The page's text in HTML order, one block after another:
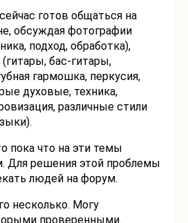
готов общаться на
обсуждая фотографии
подход, обработка),
бас-гитары,
гармошка, перкусия,
духовые, техника,
различные стили
пока что на эти темы
Для решения этой проблемы
людей на форум.
несколько. Могу
проверенными.